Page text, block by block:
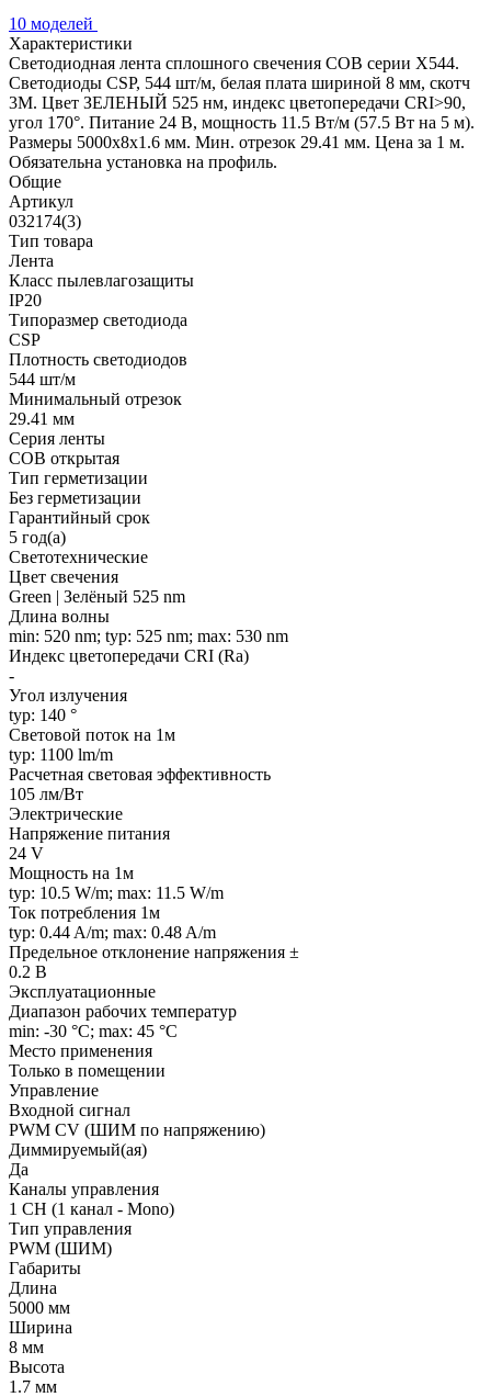
10 моделей
Характеристики
Светодиодная лента сплошного свечения COB серии X544.
Светодиоды CSP, 544 шт/м, белая плата шириной 8 мм, скотч
3M. Цвет ЗЕЛЕНЫЙ 525 нм, индекс цветопередачи CRI>90,
угол 170°. Питание 24 В, мощность 11.5 Вт/м (57.5 Вт на 5 м).
Размеры 5000x8x1.6 мм. Мин. отрезок 29.41 мм. Цена за 1 м.
Обязательна установка на профиль.
Общие
Артикул
032174(3)
Тип товара
Лента
Класс пылевлагозащиты
IP20
Типоразмер светодиода
CSP
Плотность светодиодов
544 шт/м
Минимальный отрезок
29.41 мм
Серия ленты
COB открытая
Тип герметизации
Без герметизации
Гарантийный срок
5 год(а)
Светотехнические
Цвет свечения
Green | Зелёный 525 nm
Длина волны
min: 520 nm; typ: 525 nm; max: 530 nm
Индекс цветопередачи CRI (Ra)
-
Угол излучения
typ: 140 °
Световой поток на 1м
typ: 1100 lm/m
Расчетная световая эффективность
105 лм/Вт
Электрические
Напряжение питания
24 V
Мощность на 1м
typ: 10.5 W/m; max: 11.5 W/m
Ток потребления 1м
typ: 0.44 A/m; max: 0.48 A/m
Предельное отклонение напряжения ±
0.2 В
Эксплуатационные
Диапазон рабочих температур
min: -30 °C; max: 45 °C
Место применения
Только в помещении
Управление
Входной сигнал
PWM СV (ШИМ по напряжению)
Диммируемый(ая)
Да
Каналы управления
1 CH (1 канал - Mono)
Тип управления
PWM (ШИМ)
Габариты
Длина
5000 мм
Ширина
8 мм
Высота
1.7 мм